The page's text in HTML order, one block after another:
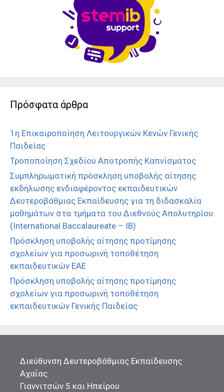
Πρόσφατα άρθρα
1η Επικαιροποίηση Λειτουργικών Κενών Γενικής
Παιδείας
Τροποποίηση Σχεδίου Αποτροπής Καπνίσματος
Συμπληρωματική πρόσκληση υποβολής αίτησης
εκδήλωσης ενδιαφέροντος εκπαιδευτικών
Δευτεροβάθμιας Εκπαίδευσης για τη διδασκαλία
μαθημάτων στα τμήματα του Διεθνούς Απολυτηρίου
(International Baccalaureate – IB)
Πρόσκληση υποβολής αίτησης προτίμησης
σχολείων για προσωρινή τοποθέτηση
εκπαιδευτικών ΕΑΕ
Πρόσκληση υποβολής αίτησης προτίμησης
σχολείων για προσωρινή τοποθέτηση
εκπαιδευτικών Γενικής Παιδείας
Διεύθυνση Δευτεροβάθμιας Εκπαίδευσης
Αχαΐας
Γιαννιτσών 5 και Ηπείρου